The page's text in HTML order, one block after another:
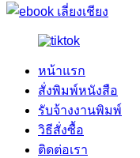
หน้าแรก
สั่งพิมพ์หนังสือ
รับจ้างงานพิมพ์
วิธีสั่งซื้อ
ติดต่อเรา